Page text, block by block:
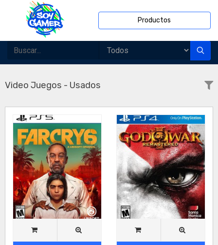
Productos
Video Juegos - Usados